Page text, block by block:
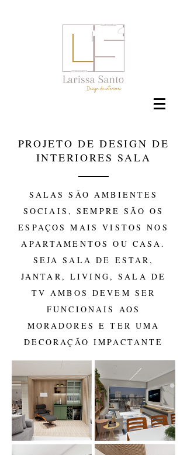
PROJETO DE DESIGN DE
INTERIORES SALA
SALAS SÃO AMBIENTES
SOCIAIS, SEMPRE SÃO OS
ESPAÇOS MAIS VISTOS NOS
APARTAMENTOS OU CASA.
SEJA SALA DE ESTAR,
JANTAR, LIVING, SALA DE
TV AMBOS DEVEM SER
FUNCIONAIS AOS
MORADORES E TER UMA
DECORAÇÃO IMPACTANTE